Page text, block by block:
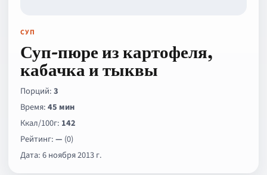
СУП
Суп-пюре из картофеля,
кабачка и тыквы
Порций:3
Время:45 мин
Ккал/100г: 142
Рейтинг:— (0)
Дата: 6 ноября 2013 г.